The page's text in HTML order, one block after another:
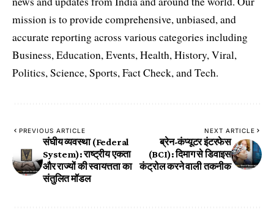
mission is to provide comprehensive, unbiased, and
accurate reporting across various categories including
Business, Education, Events, Health, History, Viral,
Politics, Science, Sports, Fact Check, and Tech.
PREVIOUS ARTICLE
संघीय व्यवस्था (Federal
System): राष्ट्रीय एकता
और राज्यों की स्वायत्तता का
संतुलित मॉडल
NEXT ARTICLE
ब्रेन-कंप्यूटर इंटरफेस
(BCI): दिमाग से डिवाइस
कंट्रोल करने वाली तकनीक